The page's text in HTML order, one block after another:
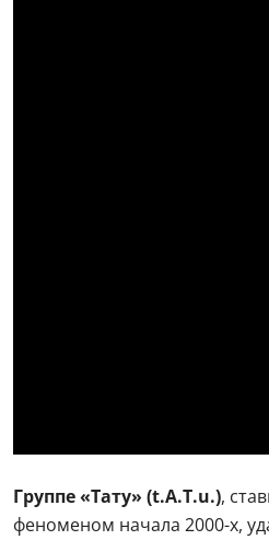
Группе «Тату» (t.A.T.u.),
феноменом начала 2000-х,